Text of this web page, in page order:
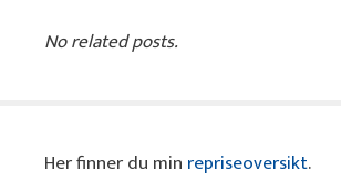
No related posts.
Her finner du min repriseoversikt.